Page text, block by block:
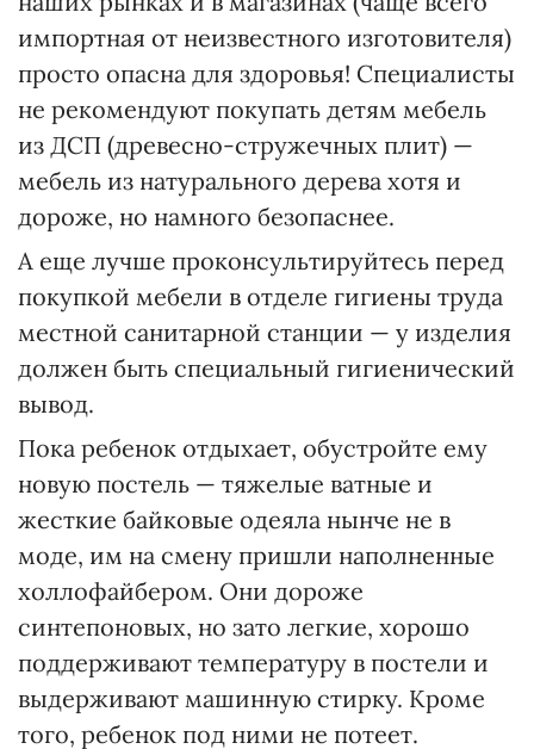
импортная от неизвестного изготовителя)
просто опасна для здоровья! Специалисты
не рекомендуют покупать детям мебель
из ДСП (древесно-стружечных плит) —
мебель из натурального дерева хотя и
дороже, но намного безопаснее.
А еще лучше проконсультируйтесь перед
покупкой мебели в отделе гигиены труда
местной санитарной станции — у изделия
должен быть специальный гигиенический
вывод.
Пока ребенок отдыхает, обустройте ему
новую постель — тяжелые ватные и
жесткие байковые одеяла нынче не в
моде, им на смену пришли наполненные
холлофайбером. Они дороже
синтепоновых, но зато легкие, хорошо
поддерживают температуру в постели и
выдерживают машинную стирку. Кроме
того, ребенок под ними не потеет.